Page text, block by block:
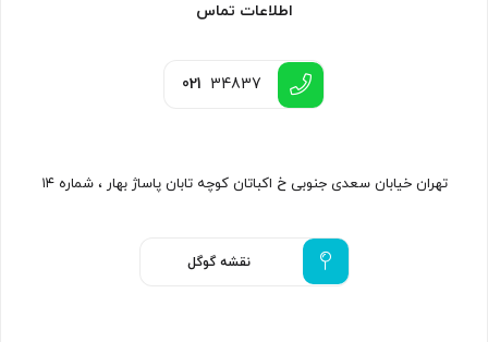
اطلاعات تماس
021 34837
تهران خیابان سعدی جنوبی خ اکباتان کوچه تابان پاساژ بهار ، شماره ۱۴
نقشه گوگل